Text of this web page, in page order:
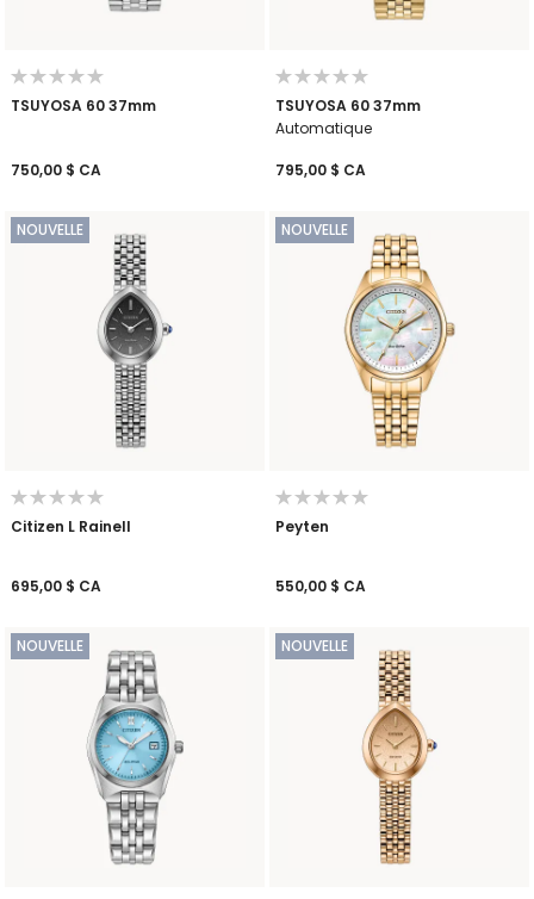
TSUYOSA 60 37mm
750,00 $ CA
TSUYOSA 60 37mm
Automatique
795,00 $ CA
NOUVELLE
Citizen L Rainell
695,00 $ CA
NOUVELLE
Peyten
550,00 $ CA
NOUVELLE NOUVELLE